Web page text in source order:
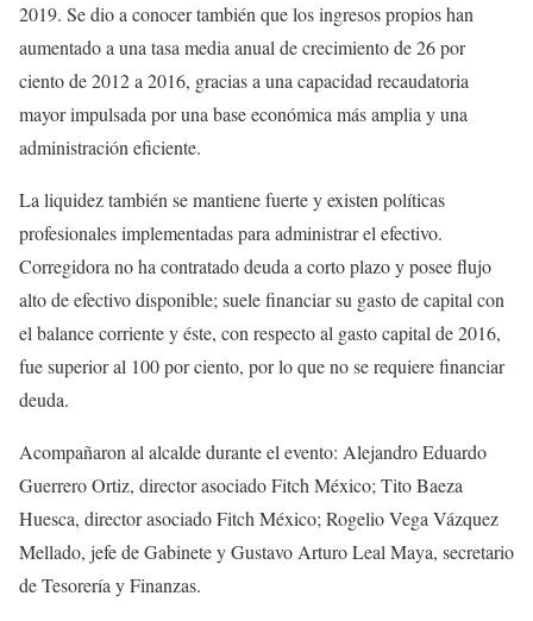
2019. Se dio a conocer también que los ingresos propios han
aumentado a una tasa media anual de crecimiento de 26 por
ciento de 2012 a 2016, gracias a una capacidad recaudatoria
mayor impulsada por una base económica más amplia y una
administración eficiente.
La liquidez también se mantiene fuerte y existen políticas
profesionales implementadas para administrar el efectivo.
Corregidora no ha contratado deuda a corto plazo y posee flujo
alto de efectivo disponible; suele financiar su gasto de capital con
el balance corriente y éste, con respecto al gasto capital de 2016,
fue superior al 100 por ciento, por lo que no se requiere financiar
deuda.
Acompañaron al alcalde durante el evento: Alejandro Eduardo
Guerrero Ortiz, director asociado Fitch México; Tito Baeza
Huesca, director asociado Fitch México; Rogelio Vega Vázquez
Mellado, jefe de Gabinete y Gustavo Arturo Leal Maya, secretario
de Tesorería y Finanzas.